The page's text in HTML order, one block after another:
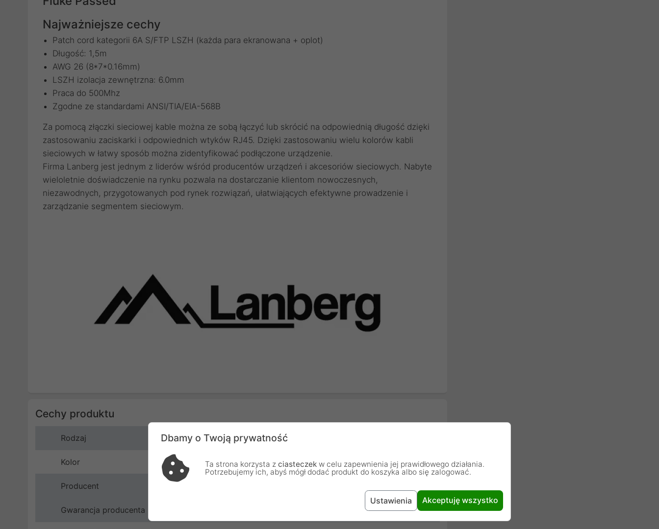
Najważniejsze cechy
Patch cord kategorii 6A S/FTP LSZH (każda para ekranowana + oplot)
Długość: 1,5m
AWG 26 (8*7*0.16mm)
LSZH izolacja zewnętrzna: 6.0mm
Praca do 500Mhz
Zgodne ze standardami ANSI/TIA/EIA-568B
Za pomocą złączki sieciowej kable można ze sobą łączyć lub skrócić na odpowiednią długość dzięki
zastosowaniu zaciskarki i odpowiednich wtyków RJ45. Dzięki zastosowaniu wielu kolorów kabli
sieciowych w łatwy sposób można zidentyfikować podłączone urządzenie.
Firma Lanberg jest jednym z liderów wśród producentów urządzeń i akcesoriów sieciowych. Nabyte
wieloletnie doświadczenie na rynku pozwala na dostarczanie klientom nowoczesnych,
niezawodnych, przygotowanych pod rynek rozwiązań, ułatwiających efektywne prowadzenie i
zarządzanie segmentem sieciowym.
Cechy produktu
Rodzaj Kabel
Kolor Żółty
Producent
Gwarancja producenta
Dbamy o Twoją prywatność
Ta strona korzysta z ciasteczek w celu zapewnienia jej prawidłowego działania.
Potrzebujemy ich, abyś mógł dodać produkt do koszyka albo się zalogować.
Ustawienia Akceptuję wszystko